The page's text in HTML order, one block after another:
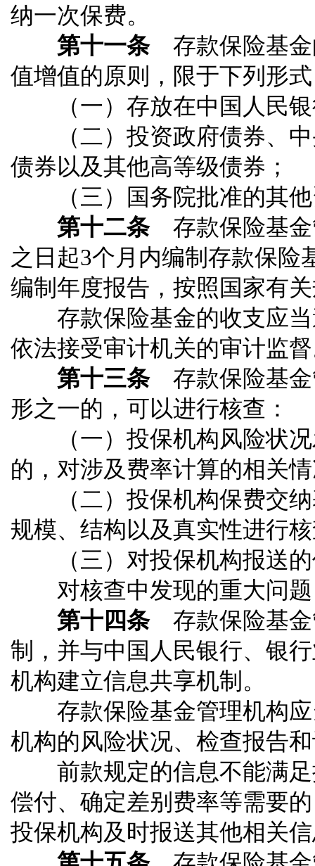
纳一次保费。
第十一条存款保险基金
值增值的原则，限于下列形
（一）存放在中国人民银
（二）投资政府债券、中
债券以及其他高等级债券；
（三）国务院批准的其他
第十二条存款保险基金
之日起3个月内编制存款保险
编制年度报告，按照国家有
存款保险基金的收支应当
依法接受审计机关的审计监
第十三条存款保险基金
形之一的，可以进行核查：
（一）投保机构风险状况
的，对涉及费率计算的相关
（二）投保机构保费交纳
规模、结构以及真实性进行
（三）对投保机构报送的
对核查中发现的重大问题
第十四条存款保险基金
制，并与中国人民银行、银
机构建立信息共享机制。
存款保险基金管理机构应
机构的风险状况、检查报告
前款规定的信息不能满足
偿付、确定差别费率等需要
投保机构及时报送其他相关